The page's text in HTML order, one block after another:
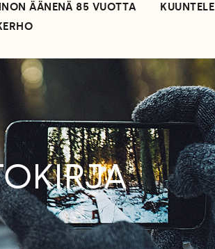
ÄÄNENÄ 85 VUOTTA KUUNTELE